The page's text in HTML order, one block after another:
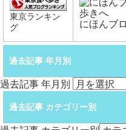
東京ランキン
グ
にほんブ
過去記事 年月別
過去記事 年月別
過去記事 カテゴリー別